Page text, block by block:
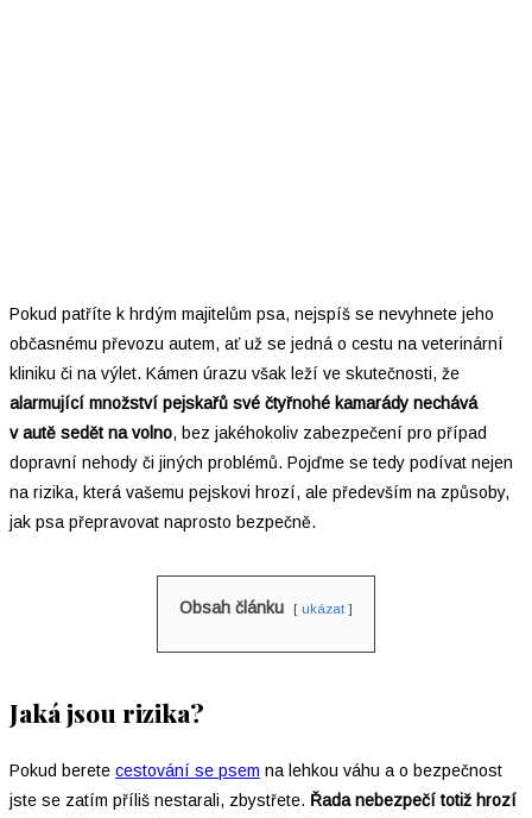
Pokud patříte k hrdým majitelům psa, nejspíš se nevyhnete jeho
občasnému převozu autem, ať už se jedná o cestu na veterinární
kliniku či na výlet. Kámen úrazu však leží ve skutečnosti, že
alarmující množství pejskařů své čtyřnohé kamarády nechává
v autě sedět na volno, bez jakéhokoliv zabezpečení pro případ
dopravní nehody či jiných problémů. Pojďme se tedy podívat nejen
na rizika, která vašemu pejskovi hrozí, ale především na způsoby,
jak psa přepravovat naprosto bezpečně.
Obsah článku ukázat
Jaká jsou rizika?
Pokud berete cestování se psem na lehkou váhu a o bezpečnost
jste se zatím příliš nestarali, zbystřete. Řada nebezpečí totiž hrozí